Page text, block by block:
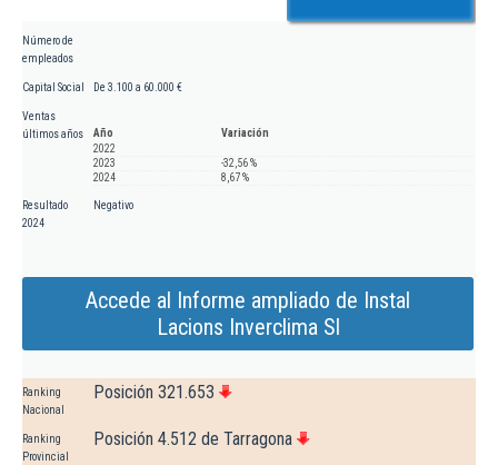
Número de
empleados
Capital Social De 3.100 a 60.000 €
Ventas
últimos años
Año
Variación
2022
2023
-32,56 %
2024
8,67 %
Resultado
2024
Negativo
Accede al Informe ampliado de Instal
Lacions Inverclima Sl
Ranking
Nacional
Posición 321.653
Ranking
Provincial
Posición 4.512 de Tarragona